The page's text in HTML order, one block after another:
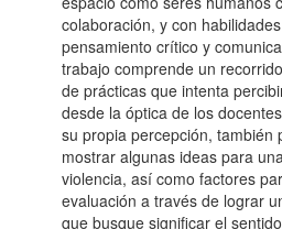
colaboración, y con
pensamiento crítico y
trabajo comprende un
de prácticas que intenta
desde la óptica de los
su propia percepción, también
mostrar algunas ideas para
violencia, así como factores
evaluación a través de lograr
que busque significar el